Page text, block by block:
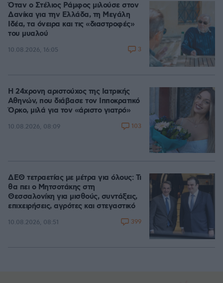
Όταν ο Στέλιος Ράμφος μιλούσε στον
Δανίκα για την Ελλάδα, τη Μεγάλη
Ιδέα, τα όνειρα και τις «διαστροφές»
του μυαλού
10.08.2026, 16:05 3
Η 24χρονη αριστούχος της Ιατρικής
Αθηνών, που διάβασε τον Ιπποκρατικό
Όρκο, μιλά για τον «άριστο γιατρό»
10.08.2026, 08:09 103
ΔΕΘ τετραετίας με μέτρα για όλους: Τι
θα πει ο Μητσοτάκης στη
Θεσσαλονίκη για μισθούς, συντάξεις,
επιχειρήσεις, αγρότες και στεγαστικό
10.08.2026, 08:51 399